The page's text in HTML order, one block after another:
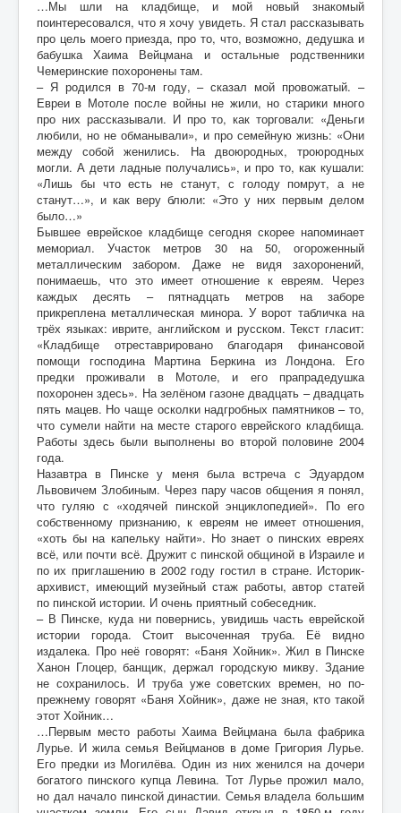
…Мы шли на кладбище, и мой новый знакомый
поинтересовался, что я хочу увидеть. Я стал рассказывать
про цель моего приезда, про то, что, возможно, дедушка и
бабушка Хаима Вейцмана и остальные родственники
Чемеринские похоронены там.
– Я родился в 70-м году, – сказал мой провожатый. –
Евреи в Мотоле после войны не жили, но старики много
про них рассказывали. И про то, как торговали: «Деньги
любили, но не обманывали», и про семейную жизнь: «Они
между собой женились. На двоюродных, троюродных
могли. А дети ладные получались», и про то, как кушали:
«Лишь бы что есть не станут, с голоду помрут, а не
станут…», и как веру блюли: «Это у них первым делом
было…»
Бывшее еврейское кладбище сегодня скорее напоминает
мемориал. Участок метров 30 на 50, огороженный
металлическим забором. Даже не видя захоронений,
понимаешь, что это имеет отношение к евреям. Через
каждых десять – пятнадцать метров на заборе
прикреплена металлическая минора. У ворот табличка на
трёх языках: иврите, английском и русском. Текст гласит:
«Кладбище отреставрировано благодаря финансовой
помощи господина Мартина Беркина из Лондона. Его
предки проживали в Мотоле, и его прапрадедушка
похоронен здесь». На зелёном газоне двадцать – двадцать
пять мацев. Но чаще осколки надгробных памятников – то,
что сумели найти на месте старого еврейского кладбища.
Работы здесь были выполнены во второй половине 2004
года.
Назавтра в Пинске у меня была встреча с Эдуардом
Львовичем Злобиным. Через пару часов общения я понял,
что гуляю с «ходячей пинской энциклопедией». По его
собственному признанию, к евреям не имеет отношения,
«хоть бы на капельку найти». Но знает о пинских евреях
всё, или почти всё. Дружит с пинской общиной в Израиле и
по их приглашению в 2002 году гостил в стране. Историк-
архивист, имеющий музейный стаж работы, автор статей
по пинской истории. И очень приятный собеседник.
– В Пинске, куда ни повернись, увидишь часть еврейской
истории города. Стоит высоченная труба. Её видно
издалека. Про неё говорят: «Баня Хойник». Жил в Пинске
Ханон Глоцер, банщик, держал городскую микву. Здание
не сохранилось. И труба уже советских времен, но по-
прежнему говорят «Баня Хойник», даже не зная, кто такой
этот Хойник…
…Первым место работы Хаима Вейцмана была фабрика
Лурье. И жила семья Вейцманов в доме Григория Лурье.
Его предки из Могилёва. Один из них женился на дочери
богатого пинского купца Левина. Тот Лурье прожил мало,
но дал начало пинской династии. Семья владела большим